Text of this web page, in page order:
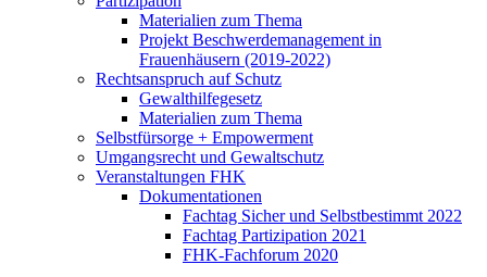
Materialien zum Thema
Projekt Beschwerdemanagement in
Frauenhäusern (2019-2022)
Rechtsanspruch auf Schutz
Gewalthilfegesetz
Materialien zum Thema
Selbstfürsorge + Empowerment
Umgangsrecht und Gewaltschutz
Veranstaltungen FHK
Dokumentationen
Fachtag Sicher und Selbstbestimmt 2022
Fachtag Partizipation 2021
FHK-Fachforum 2020